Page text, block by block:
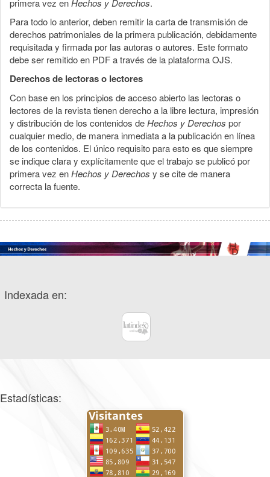
primera vez enHechos y Derechos.
Para todo lo anterior, deben remitir la carta de transmisión de
derechos patrimoniales de la primera publicación, debidamente
requisitada y firmada por las autoras o autores. Este formato
debe ser remitido en PDF a través de la plataforma OJS.
Derechos de lectoras o lectores
Con base en los principios de acceso abierto las lectoras o
lectores de la revista tienen derecho a la libre lectura, impresión
y distribución de los contenidos deHechos y Derechos por
cualquier medio, de manera inmediata a la publicación en línea
de los contenidos. El único requisito para esto es que siempre
se indique clara y explícitamente que el trabajo se publicó por
primera vez enHechos y Derechos y se cite de manera
correcta la fuente.
Indexada en:
Estadísticas: